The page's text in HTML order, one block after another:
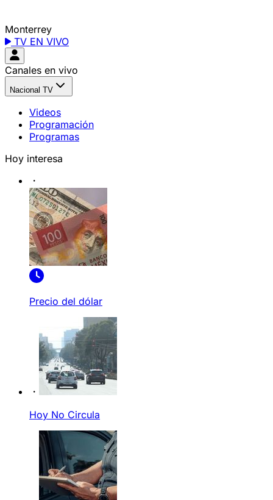
Monterrey
TV EN VIVO
Canales en vivo
Nacional TV
Videos
Programación
Programas
Hoy interesa
Precio del dólar
Hoy No Circula